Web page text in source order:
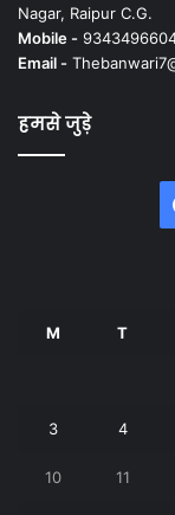
Nagar, Raipur C.G.
Mobile -
Email -
हमसे जुड़े
M T
3 4
10 11